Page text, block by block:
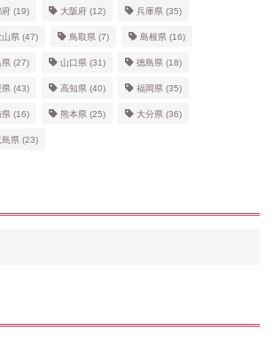
府 (19) 大阪府 (12) 兵庫県 (35)
山県 (47) 鳥取県 (7) 島根県 (16)
県 (27) 山口県 (31) 徳島県 (18)
県 (43) 高知県 (40) 福岡県 (35)
県 (16) 熊本県 (25) 大分県 (36)
島県 (23)